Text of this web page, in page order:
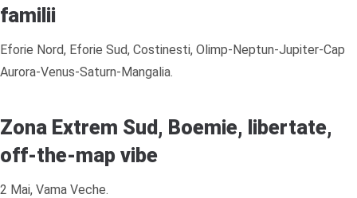
familii
Eforie Nord, Eforie Sud, Costinesti, Olimp-Neptun-Jupiter-Cap
Aurora-Venus-Saturn-Mangalia.
Zona Extrem Sud, Boemie, libertate,
off-the-map vibe
2 Mai, Vama Veche.